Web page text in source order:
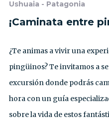
Ushuaia - Patagonia
¡Caminata entre
¿Te animas a vivir una
pingüinos? Te invitamos a
excursión donde podrás
hora con un guía
sobre la vida de estos